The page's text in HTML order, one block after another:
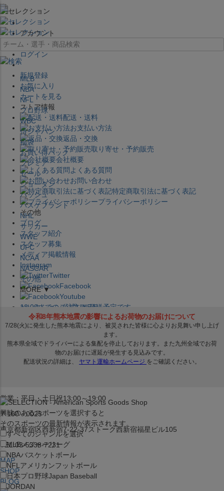
×
アカウント
ログイン
新規登録
お気に入り
カートを見る
ストア情報
配送・送料
お支払い方法
返品・交換
取り寄せ・予約販売
会社概要
よくある質問
お問い合わせ
特定商取引法に基づく表記
プライバシーポリシー
その他
ブログ
スタッフ紹介
スタッフ募集
メディア掲載情報
Instagram
Twitter
Facebook
Youtube
セレクション公式LINE@
営業：平日・土日祝13:00～19:00
〒160－0023
東京都新宿区西新宿7-22-37ストーク西新宿福星ビル105
TEL:03-5338-7231
MAP
SHOP
BLOG
MLB
NBA
NFL
プロ野球
WBC
侍ジャパン
福袋
お買い得パック
プレミア
セール
ジョーダン
バッシュ
バスケブランド
NHL
サッカー
WWE
UFC
NCAA
NASCAR
その他
MORE ▼
12:00までのご注文は発送予定です。
在庫品は 1-3営業日内で発送!! ※お取寄せ商品は対象外
興味のあるスポーツを選択すると
そのスポーツの最新情報が表示されます。
すべてのジャンルを選択
MLBメジャーリーグ
NBAバスケットボール
NFL アメリカンフットボール
日本プロ野球Japan Baseball
JORDAN